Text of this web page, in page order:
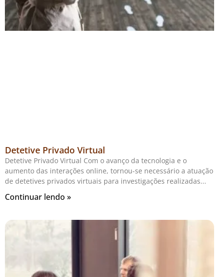
Detetive Privado Virtual
Detetive Privado Virtual Com o avanço da tecnologia e o
aumento das interações online, tornou-se necessário a atuação
de detetives privados virtuais para investigações realizadas
Continuar lendo »